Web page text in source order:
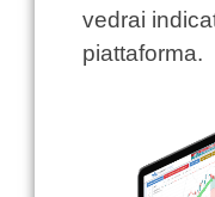
vedrai
piattaforma.